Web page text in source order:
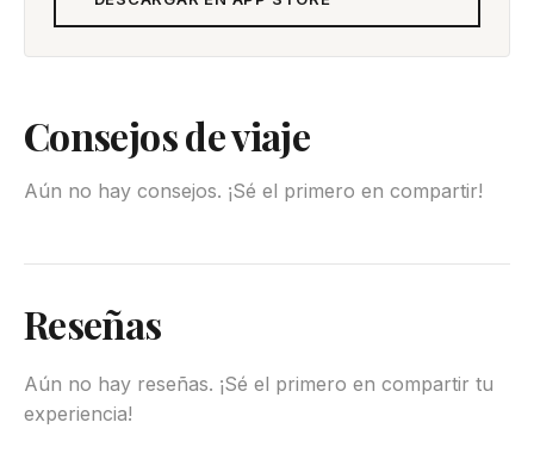
Consejos de viaje
Aún no hay consejos. ¡Sé el primero en compartir!
Reseñas
Aún no hay reseñas. ¡Sé el primero en compartir tu
experiencia!